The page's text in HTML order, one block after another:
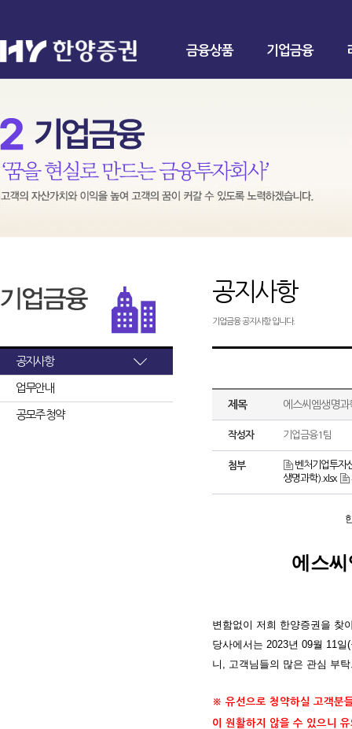
금융상품 기업금융
공지사항
업무안내
공모주 청약
공지사항
기업금융 공지사항 입니다.
제목 에스씨엠생명
작성자 기업금융1팀
첨부
벤처기업투자
생명과학).xlsx
에스
변함없이 저희 한양증권을 찾
당사에서는 2023년 09월 11
니, 고객님들의 많은 관심 부
※ 유선으로 청약하실 고객분
이 원활하지 않을 수 있으니